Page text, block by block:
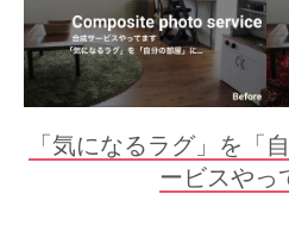
「気になるラグ」を「
ービスやっ